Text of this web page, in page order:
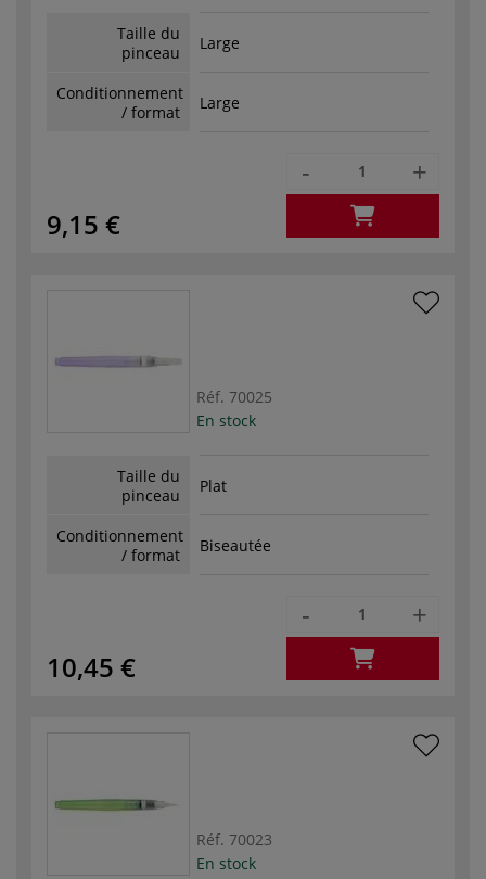
Taille du
pinceau
Large
Conditionnement
/ format
Large
9,15 €
- +
Réf. 70025
En stock
Taille du
pinceau
Plat
Conditionnement
/ format
Biseautée
10,45 €
- +
Réf. 70023
En stock